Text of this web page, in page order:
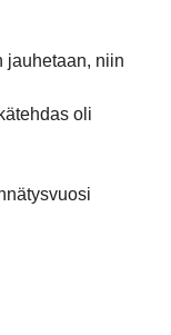
jauhetaan, niin
oli